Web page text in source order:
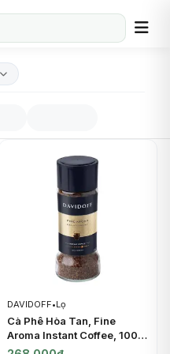
DAVIDOFF•Lọ
Cà Phê Hòa Tan, Fine
Aroma Instant Coffee, 100%
Arabica (90g) - DAVIDOFF